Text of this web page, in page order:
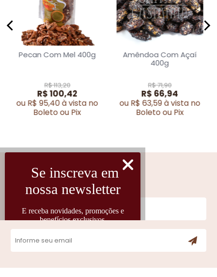
Pecan Com Mel 400g
R$ 113,20
R$ 100,42
ou R$ 95,40 à vista no
Boleto ou Pix
Amêndoa Com Açaí
400g
R$ 71,90
R$ 66,94
ou R$ 63,59 à vista no
Boleto ou Pix
Cadastre-se
Fique por dentro das novidades